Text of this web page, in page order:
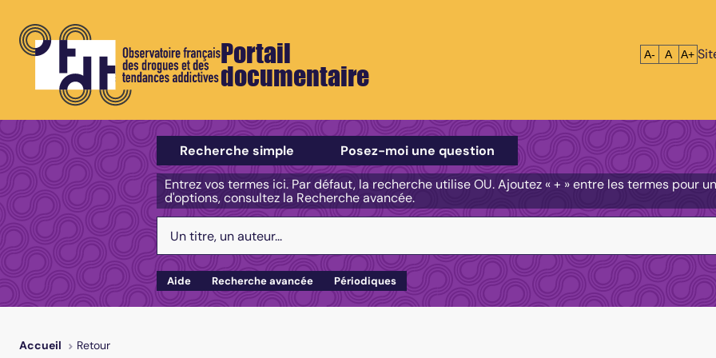
Portail
documentaire
Réduire le
A- A A+
Sélectionner un type de recherche
Recherche simple
Posez-moi une question
Entrez vos termes ici. Par défaut, la recherche utilise OU. Ajoutez « + » entre les termes pour
d'options, consultez la Recherche avancée.
Aide Recherche avancée Périodiques
Accueil Retour